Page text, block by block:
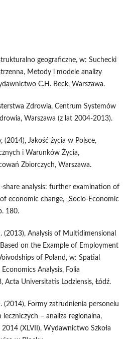
geograficzne, w: Suchecki
Metody i modele analizy
C.H. Beck, Warszawa.
Zdrowia, Centrum Systemów
Warszawa (z lat 2004-2013).
(2014), Jakość życia w Polsce,
i Warunków Życia,
Zbiorczych, Warszawa.
share analysis: further examination of
economic change, „Socio-Economic
180.
(2013), Analysis of Multidimensional
on the Example of Employment
of Poland, w: Spatial
Analysis, Folia
Universitatis Lodziensis, Łódź.
(2014), Formy zatrudnienia personelu
– analiza regionalna,
(XLVII), Wydawnictwo Szkoła